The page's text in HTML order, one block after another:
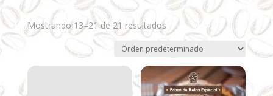
Mostrando 13–21 de 21 resultados